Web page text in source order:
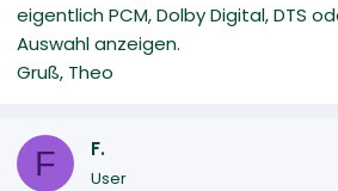
eigentlich PCM, Dolby Digital, DTS
Auswahl anzeigen.
Gruß, Theo
F F.
User